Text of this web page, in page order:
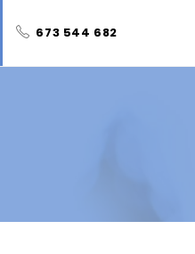
673 544 682